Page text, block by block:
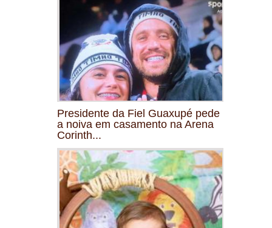
Presidente da Fiel Guaxupé pede
a noiva em casamento na Arena
Corinth...